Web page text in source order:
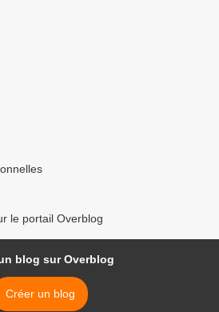
le portail Overblog
blog sur Overblog
Créer un blog